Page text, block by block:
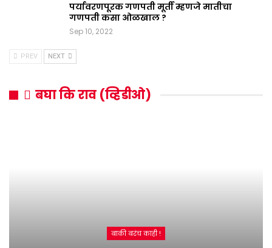
पर्यावरणपूरक गणपती मूर्ती म्हणजे मातीचा
गणपती कसा ओळखाल ?
Sep 10, 2022
PREV NEXT
बघा कि राव (व्हिडीओ)
बाकी बरंच काही !